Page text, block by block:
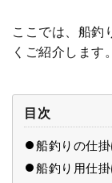
ここでは、船釣
くご紹介します。
目次
船釣りの仕
船釣り用仕